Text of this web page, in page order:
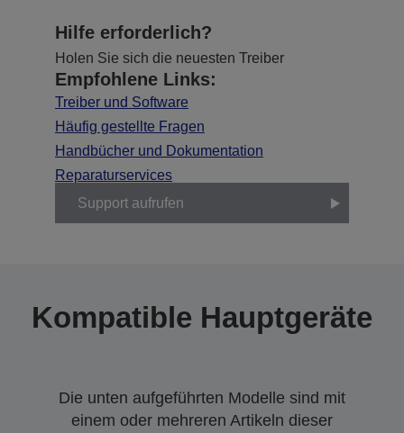
Hilfe erforderlich?
Holen Sie sich die neuesten Treiber
Empfohlene Links:
Treiber und Software
Häufig gestellte Fragen
Handbücher und Dokumentation
Reparaturservices
Support aufrufen
Kompatible Hauptgeräte
Die unten aufgeführten Modelle sind mit
einem oder mehreren Artikeln dieser